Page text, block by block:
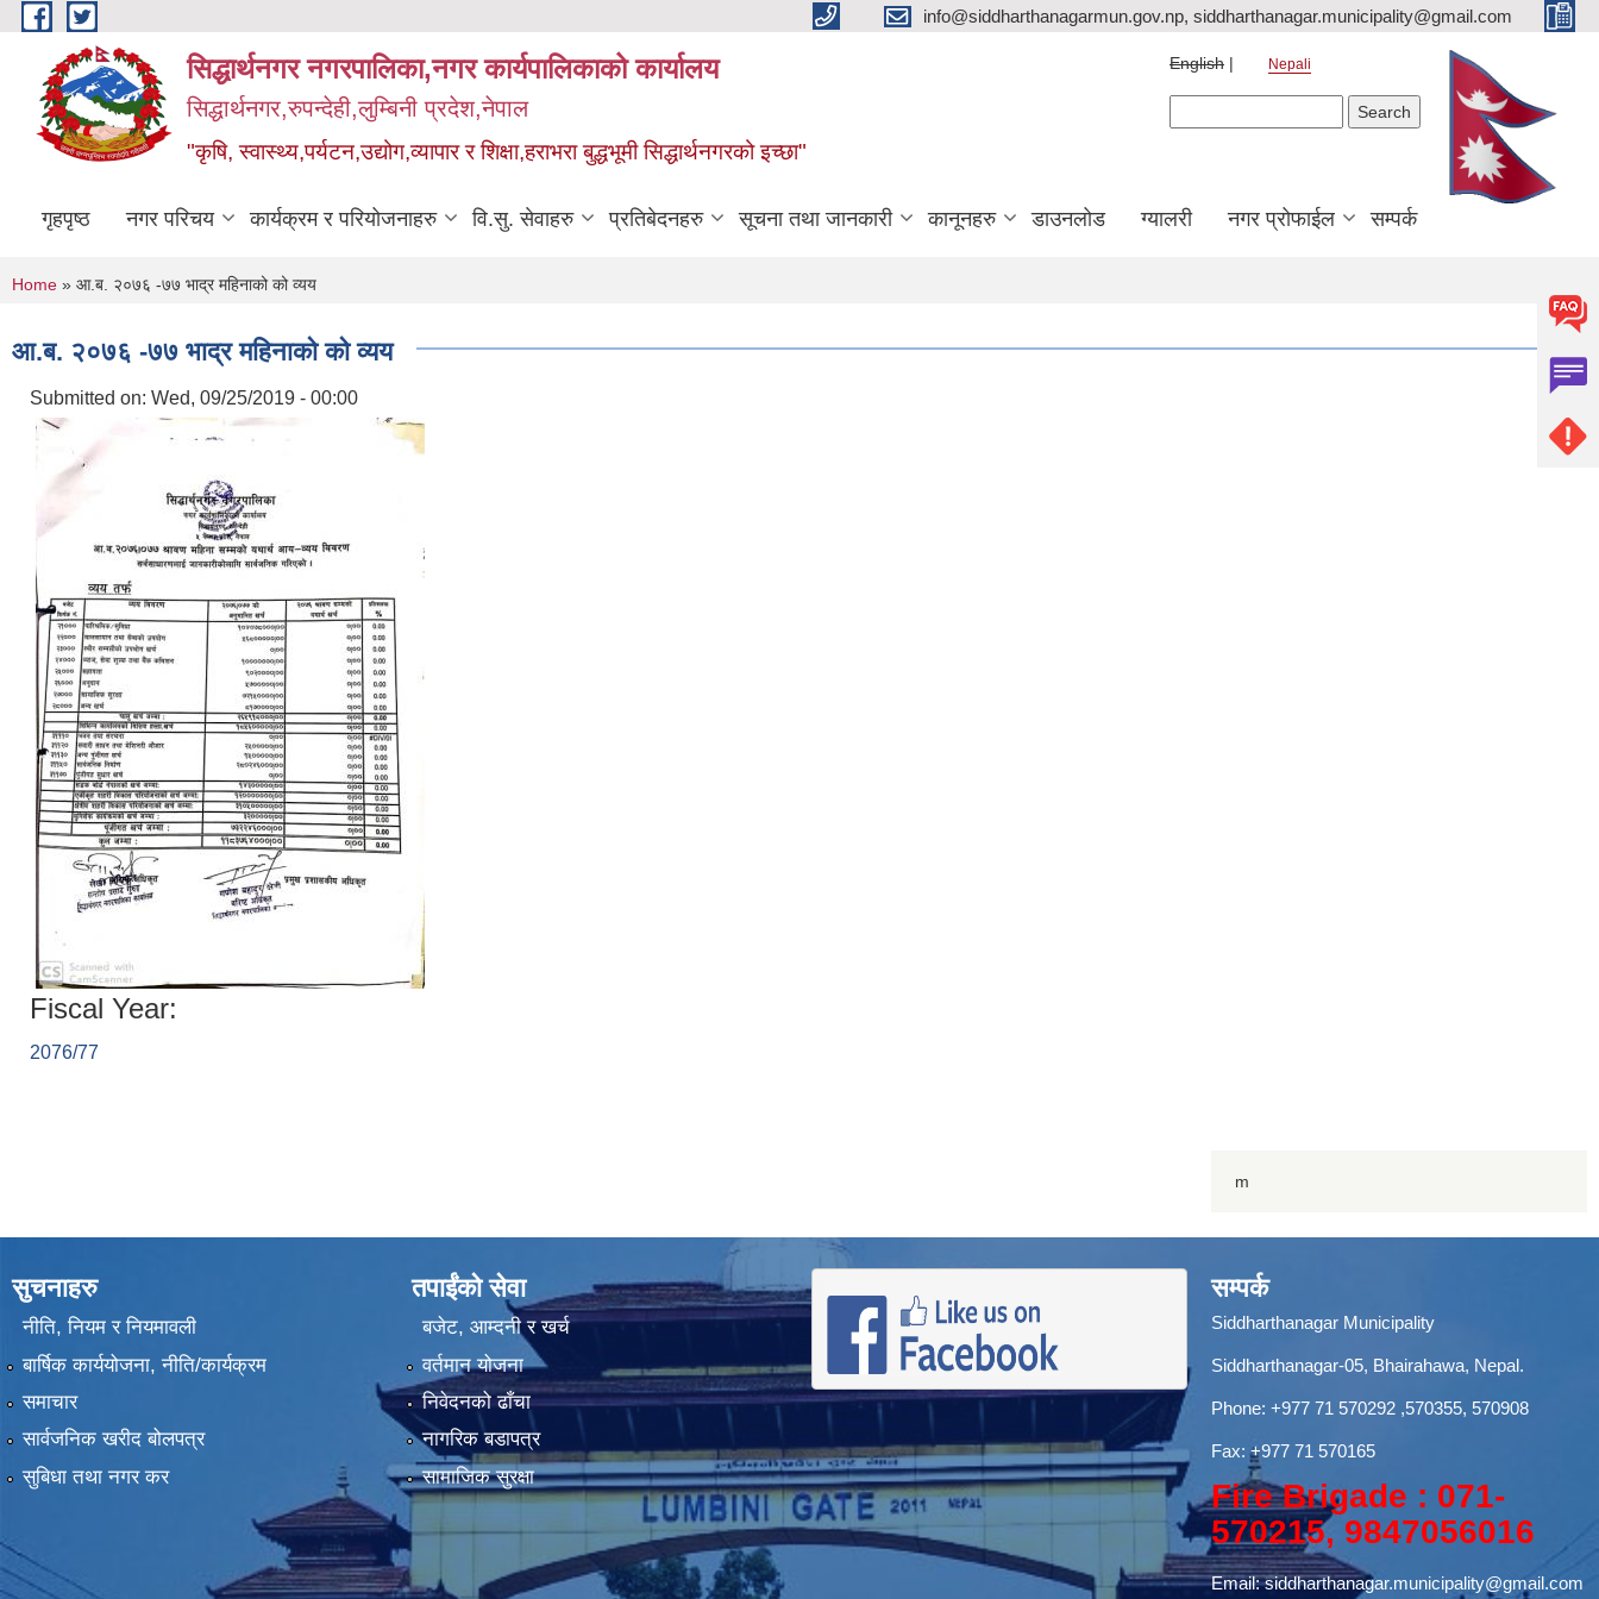
Skip to main content info@siddharthanagarmun.gov.np, siddharthanagar.municipality@gmail.com
सिद्धार्थनगर नगरपालिका,नगर कार्यपालिकाको कार्यालय
सिद्धार्थनगर,रुपन्देही,लुम्बिनी प्रदेश,नेपाल
"कृषि, स्वास्थ्य,पर्यटन,उद्योग,व्यापार र शिक्षा,हराभरा बुद्धभूमी सिद्धार्थनगरको इच्छा"
English Nepali
गृहपृष्ठ नगर परिचय कार्यक्रम र परियोजनाहरु वि.सु. सेवाहरु प्रतिबेदनहरु सूचना तथा जानकारी कानूनहरु डाउनलोड ग्यालरी नगर प्रोफाईल सम्पर्क
You are here
Home » आ.ब. २०७६ -७७ भाद्र महिनाको को व्यय
आ.ब. २०७६ -७७ भाद्र महिनाको को व्यय
Submitted on: Wed, 09/25/2019 - 00:00
Fiscal Year:
2076/77
m
सुचनाहरु
नीति, नियम र नियमावली
बार्षिक कार्ययोजना, नीति/कार्यक्रम
समाचार
सार्वजनिक खरीद बोलपत्र
सुबिधा तथा नगर कर
तपाईंको सेवा
बजेट, आम्दनी र खर्च
वर्तमान योजना
निवेदनको ढाँचा
नागरिक बडापत्र
सामाजिक सुरक्षा
सम्पर्क
Siddharthanagar Municipality
Siddharthanagar-05, Bhairahawa, Nepal.
Phone: +977 71 570292 ,570355, 570908
Fax: +977 71 570165
Fire Brigade : 071-
570215, 9847056016
Email:siddharthanagar.municipality@gmail.com